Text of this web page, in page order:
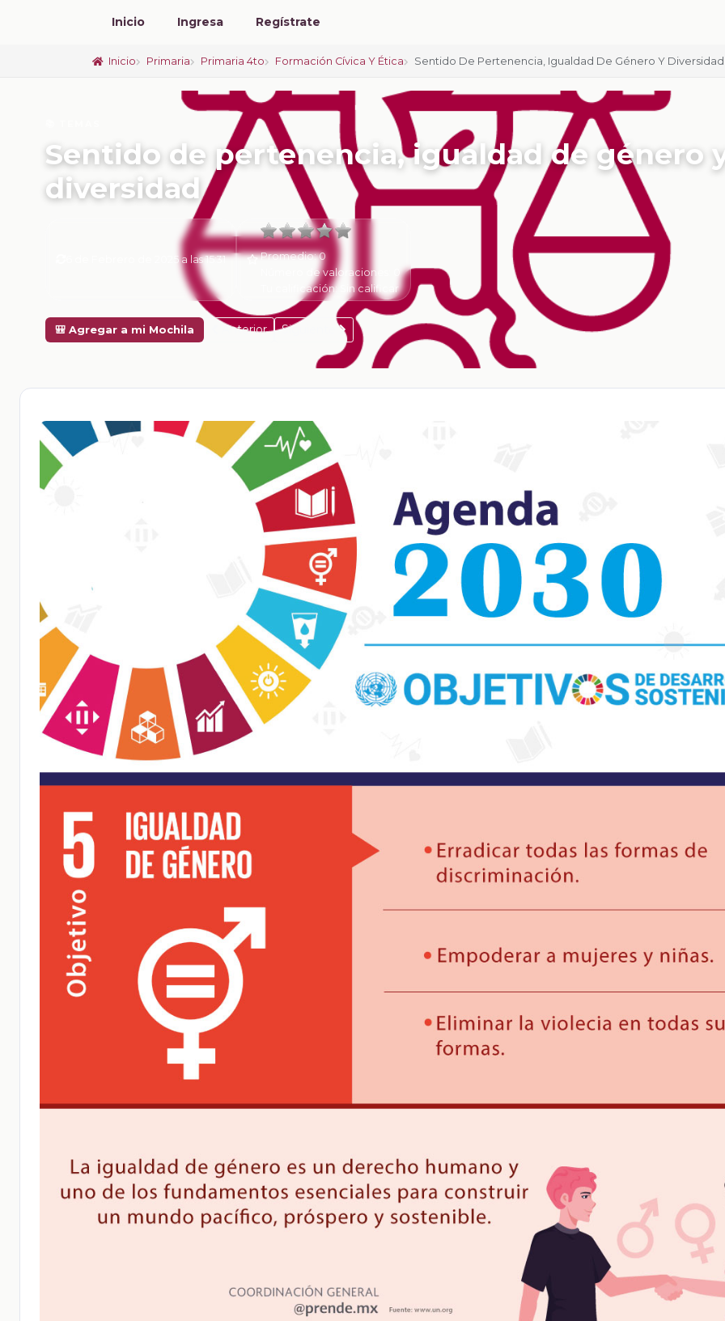
Inicio Ingresa Regístrate
Inicio Primaria Primaria 4to Formación Cívica Y Ética Sentido De Pertenencia, Igualdad De Género Y Diversidad
Sentido de pertenencia, igualdad de género
diversidad
6 de Febrero de 2025 a las 15:31 Promedio:0
Número de valoraciones:
0
Tu calificación:
Sin calificar
🎒 Agregar a mi Mochila Anterior Siguiente